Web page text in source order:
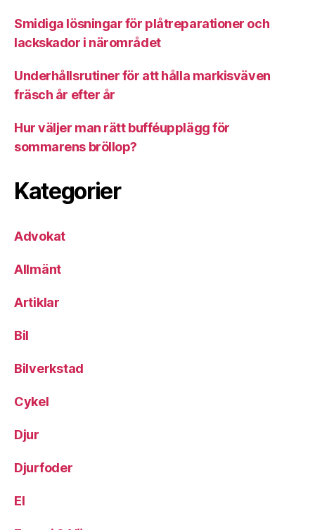
Smidiga lösningar för plåtreparationer och
lackskador i närområdet
Underhållsrutiner för att hålla markisväven
fräsch år efter år
Hur väljer man rätt bufféupplägg för
sommarens bröllop?
Kategorier
Advokat
Allmänt
Artiklar
Bil
Bilverkstad
Cykel
Djur
Djurfoder
El